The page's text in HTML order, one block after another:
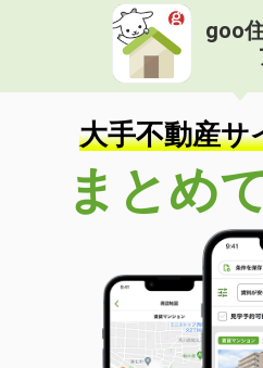
goo
大手不動産サ
まとめ